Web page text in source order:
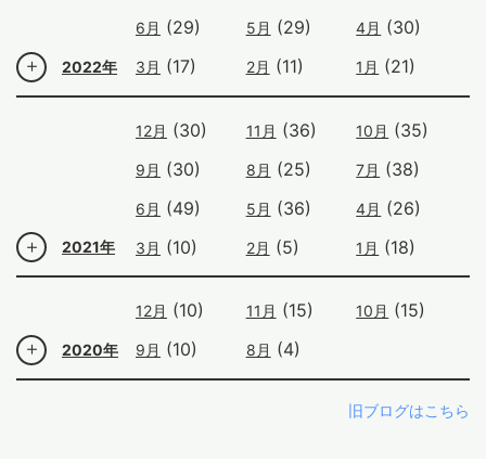
2022年
6月 (29) 5月 (29) 4月 (30)
3月 (17) 2月 (11) 1月 (21)
2021年
12月 (30) 11月 (36) 10月 (35)
9月 (30) 8月 (25) 7月 (38)
6月 (49) 5月 (36) 4月 (26)
3月 (10) 2月 (5) 1月 (18)
2020年
12月 (10) 11月 (15) 10月 (15)
9月 (10) 8月 (4)
旧ブログはこちら